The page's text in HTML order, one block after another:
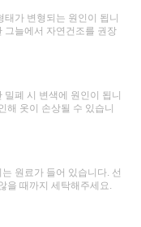
가 변형되는 원인이 됩니
그늘에서 자연건조를 권장
폐 시 변색에 원인이 됩니
해 옷이 손상될 수 있습니
원료가 들어 있습니다. 선
을 때까지 세탁해주세요.